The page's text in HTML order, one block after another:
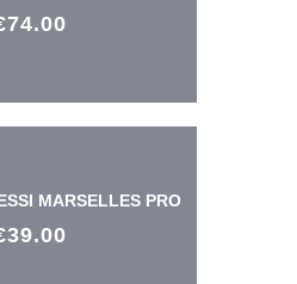
74.00
MARSELLES PRO
39.00